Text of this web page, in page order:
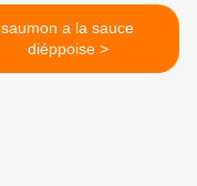
saumon a la sauce
diéppoise >